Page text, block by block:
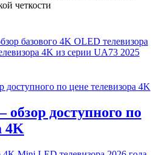
базового 4K OLED телевизора
4K из серии UA73 2025
доступного по
4K